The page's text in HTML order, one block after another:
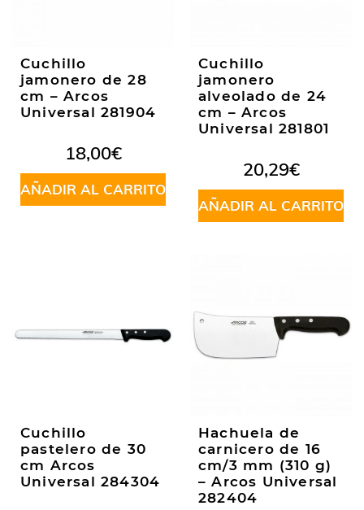
Cuchillo
jamonero de 28
cm – Arcos
Universal 281904
18,00€
AÑADIR AL CARRITO
Cuchillo
jamonero
alveolado de 24
cm – Arcos
Universal 281801
20,29€
AÑADIR AL CARRITO
Cuchillo
pastelero de 30
cm Arcos
Universal 284304
Hachuela de
carnicero de 16
cm/3 mm (310 g)
– Arcos Universal
282404